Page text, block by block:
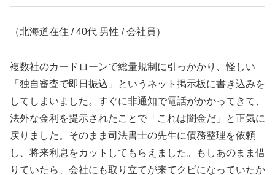
（北海道在住 / 40代 男性 / 会社員）
複数社のカードローンで総量規制に引っかかり、怪しい
「独自審査で即日振込」というネット掲示板に書き込みを
してしまいました。すぐに非通知で電話がかかってきて、
法外な金利を提示されたことで「これは闇金だ」と正気に
戻りました。そのまま司法書士の先生に債務整理を依頼
し、将来利息をカットしてもらえました。もしあのまま借
りていたら、会社にも取り立てが来てクビになっていたか